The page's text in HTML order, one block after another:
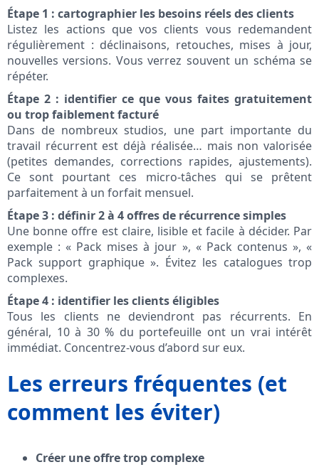
Étape 1 : cartographier les besoins réels des clients
Listez les actions que vos clients vous redemandent
régulièrement : déclinaisons, retouches, mises à jour,
nouvelles versions. Vous verrez souvent un schéma se
répéter.
Étape 2 : identifier ce que vous faites gratuitement
ou trop faiblement facturé
Dans de nombreux studios, une part importante du
travail récurrent est déjà réalisée… mais non valorisée
(petites demandes, corrections rapides, ajustements).
Ce sont pourtant ces micro-tâches qui se prêtent
parfaitement à un forfait mensuel.
Étape 3 : définir 2 à 4 offres de récurrence simples
Une bonne offre est claire, lisible et facile à décider. Par
exemple : « Pack mises à jour », « Pack contenus », «
Pack support graphique ». Évitez les catalogues trop
complexes.
Étape 4 : identifier les clients éligibles
Tous les clients ne deviendront pas récurrents. En
général, 10 à 30 % du portefeuille ont un vrai intérêt
immédiat. Concentrez-vous d’abord sur eux.
Les erreurs fréquentes (et
comment les éviter)
Créer une offre trop complexe